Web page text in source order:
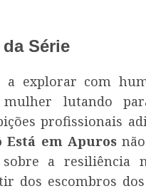
Série
a explorar com
lutando
profissionais
Está em Apurosnão
a resiliência
dos escombros